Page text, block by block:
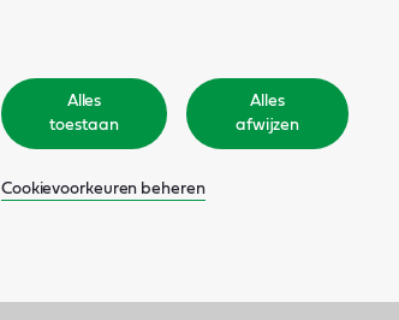
Alles
toestaan
Alles
afwijzen
Cookievoorkeuren beheren